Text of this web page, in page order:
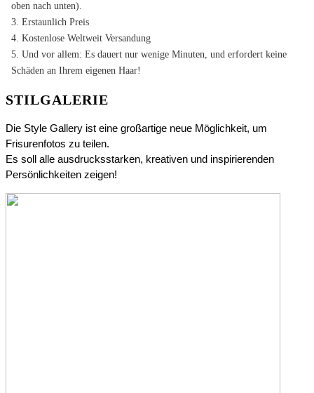
oben nach unten).
3. Erstaunlich Preis
4. Kostenlose Weltweit Versandung
5. Und vor allem: Es dauert nur wenige Minuten, und erfordert keine
Schäden an Ihrem eigenen Haar!
STILGALERIE
Die Style Gallery ist eine großartige neue Möglichkeit, um
Frisurenfotos zu teilen.
Es soll alle ausdrucksstarken, kreativen und inspirierenden
Persönlichkeiten zeigen!